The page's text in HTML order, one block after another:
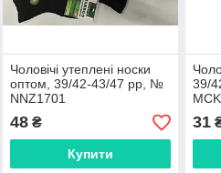
Чоловічі утеплені носки
оптом, 39/42-43/47 pp, №
NNZ1701
48₴
Купити
39/
31